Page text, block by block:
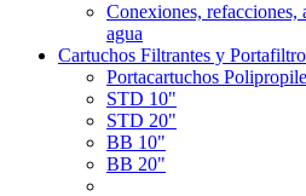
Conexiones, refacciones,
agua
Cartuchos Filtrantes y
Portacartuchos
STD 10"
STD 20"
BB 10"
BB 20"